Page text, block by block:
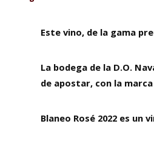
Este vino, de la gama
La bodega de la D.O.
de apostar, con la
Blaneo Rosé 2022 es